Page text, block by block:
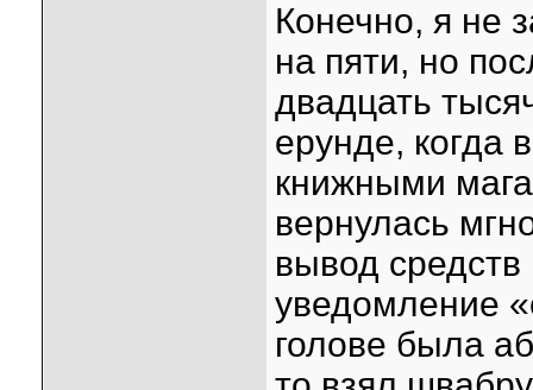
Конечно, я не
на пяти, но
двадцать
ерунде, когда
книжными
вернулась
вывод средств
уведомление
голове была